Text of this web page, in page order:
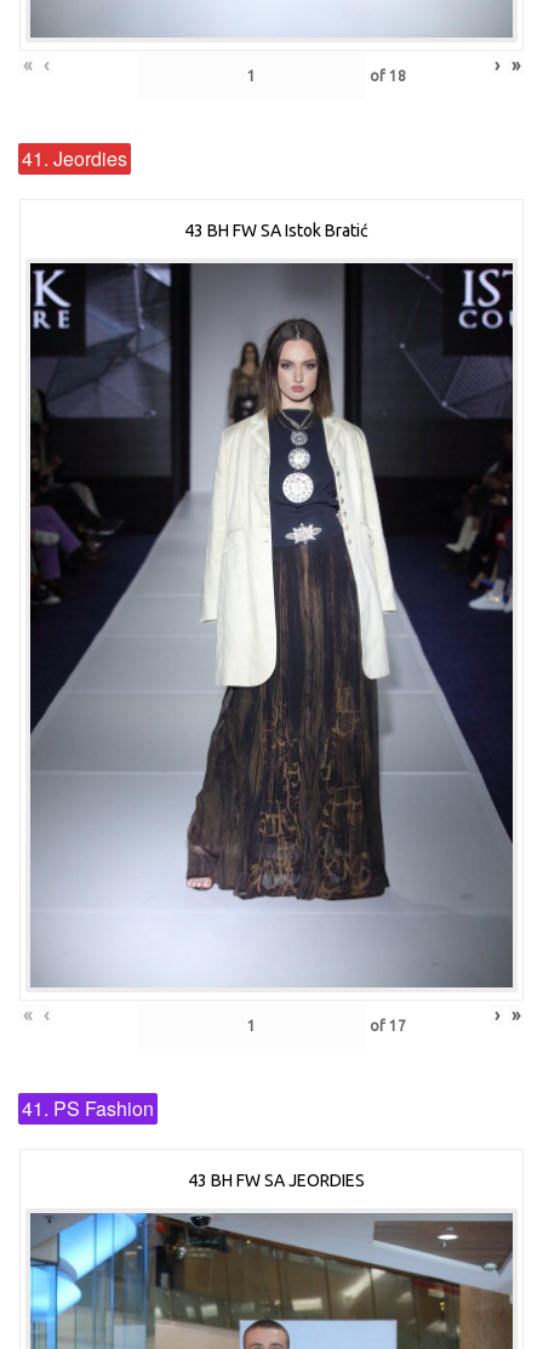
« ‹ of 18 › »
41. Jeordies
43 BH FW SA Istok Bratić
« ‹ of 17 › »
41. PS Fashion
43 BH FW SA JEORDIES